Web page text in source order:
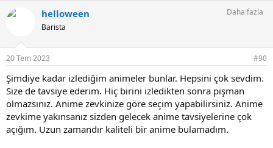
k
:
helloween
Barista
Daha fazla
20 Tem 2023 #90
Şimdiye kadar izlediğim animeler bunlar. Hepsini çok sevdim.
Size de tavsiye ederim. Hiç birini izledikten sonra pişman
olmazsınız. Anime zevkinize göre seçim yapabilirsiniz. Anime
zevkime yakınsanız sizden gelecek anime tavsiyelerine çok
açığım. Uzun zamandır kaliteli bir anime bulamadım.